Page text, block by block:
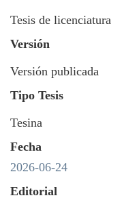
Tesis de licenciatura
Versión
Versión publicada
Tipo Tesis
Tesina
Fecha
2026-06-24
Editorial